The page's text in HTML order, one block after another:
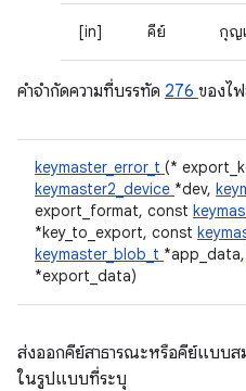
[in] คีย์ กุญ
คําจํากัดความที่บรรทัด 276 ของไ
keymaster_error_t (*
keymaster2_device *dev,
export_format, const
*key_to_export, const
keymaster_blob_t *app_data,
*export_data)
ส่งออกคีย์สาธารณะหรือคีย์แบบส
ในรูปแบบที่ระบุ